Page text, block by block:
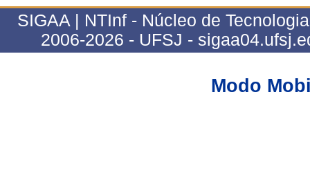
SIGAA | NTInf - Núcleo de
2006-2026 - UFSJ -
Modo